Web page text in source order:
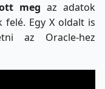
meg az adatok
Egy X oldalt is
az Oracle-hez